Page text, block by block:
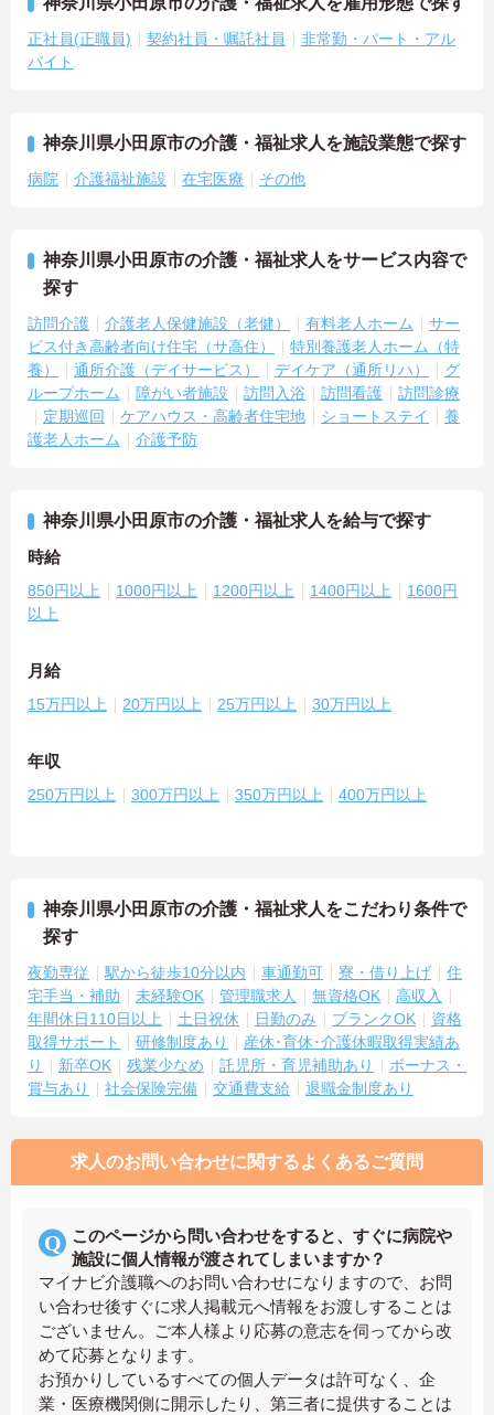
正社員(正職員) 契約社員・嘱託社員
非常勤・パート・アル
バイト
神奈川県小田原市の介護・福祉求人を施設業態で探す
病院 介護福祉施設 在宅医療 その他
神奈川県小田原市の介護・福祉求人をサービス内容で
探す
訪問介護 介護老人保健施設（老健） 有料老人ホーム
サー
ビス付き高齢者向け住宅（サ高住）
特別養護老人ホーム（特
養）
通所介護（デイサービス） デイケア（通所リハ）
グ
ループホーム
障がい者施設 訪問入浴 訪問看護
訪問診療
定期巡回
ケアハウス・高齢者住宅地 ショートステイ
養
護老人ホーム
介護予防
神奈川県小田原市の介護・福祉求人を給与で探す
時給
850円以上 1000円以上 1200円以上 1400円以上
1600円
以上
月給
15万円以上 20万円以上 25万円以上 30万円以上
年収
250万円以上 300万円以上 350万円以上 400万円以上
神奈川県小田原市の介護・福祉求人をこだわり条件で
探す
夜勤専従 駅から徒歩10分以内 車通勤可 寮・借り上げ
住
宅手当・補助
未経験OK 管理職求人 無資格OK
高収入
年間休日110日以上
土日祝休 日勤のみ ブランクOK
資格
取得サポート
研修制度あり
産休･育休･介護休暇取得実績あ
り
新卒OK 残業少なめ 託児所・育児補助あり
ボーナス・
賞与あり
社会保険完備 交通費支給 退職金制度あり
求人のお問い合わせに関するよくあるご質問
このページから問い合わせをすると、すぐに病院や
施設に個人情報が渡されてしまいますか？
マイナビ介護職へのお問い合わせになりますので、お問
い合わせ後すぐに求人掲載元へ情報をお渡しすることは
ございません。ご本人様より応募の意志を伺ってから改
めて応募となります。
お預かりしているすべての個人データは許可なく、企
業・医療機関側に開示したり、第三者に提供することは